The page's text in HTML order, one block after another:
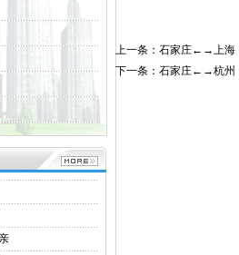
上一条： 石家庄←→上海
下一条： 石家庄←→杭州